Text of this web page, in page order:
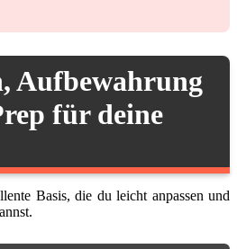
Aufbewahrung
für deine
Basis, die du leicht anpassen und